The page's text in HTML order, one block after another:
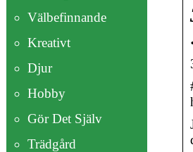
Välbefinnande
Kreativt
Djur
Hobby
Gör Det Själv
Trädgård